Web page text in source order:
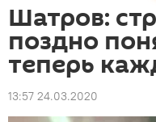
Шатров:
поздно
теперь
13:57 24.03.2020